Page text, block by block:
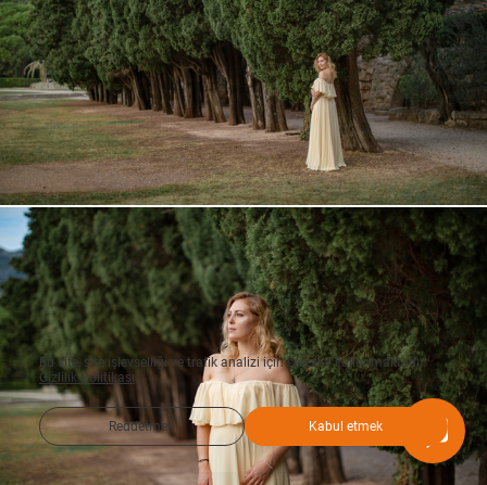
Bu site, site işlevselliği ve trafik analizi için çerezler kullanmaktadır.
Gizlilik Politikası
Reddetmek Kabul etmek